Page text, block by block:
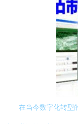
在当今数字化转型